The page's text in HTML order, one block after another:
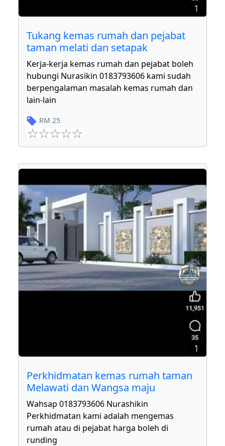
1
Tukang kemas rumah dan pejabat
taman melati dan setapak
Kerja-kerja kemas rumah dan pejabat boleh
hubungi Nurasikin 0183793606 kami sudah
berpengalaman masalah kemas rumah dan
lain-lain
RM 25
1
Perkhidmatan kemas rumah taman
Melawati dan Wangsa maju
Wahsap 0183793606 Nurashikin
Perkhidmatan kami adalah mengemas
rumah atau di pejabat harga boleh di
runding